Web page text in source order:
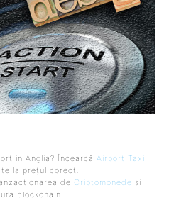
in Anglia? Încearcă Airport Taxi
la prețul corect.
de Criptomonede si
blockchain.